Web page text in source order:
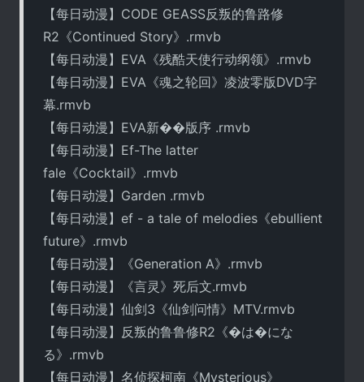
【每日动漫】CODE GEASS反叛的鲁路修
R2《Continued Story》.rmvb
【每日动漫】EVA《残酷天使行动纲领》.rmvb
【每日动漫】EVA《魂之轮回》凌波零版DVD字
幕.rmvb
【每日动漫】EVA新��版序 .rmvb
【每日动漫】Ef-The latter
fale《Cocktail》.rmvb
【每日动漫】Garden .rmvb
【每日动漫】ef - a tale of melodies《ebullient
future》.rmvb
【每日动漫】《Generation A》.rmvb
【每日动漫】《言灵》死后文.rmvb
【每日动漫】仙剑3《仙剑问情》MTV.rmvb
【每日动漫】反叛的鲁鲁修R2《�は�にな
る》.rmvb
【每日动漫】名侦探柯南《Mysterious》